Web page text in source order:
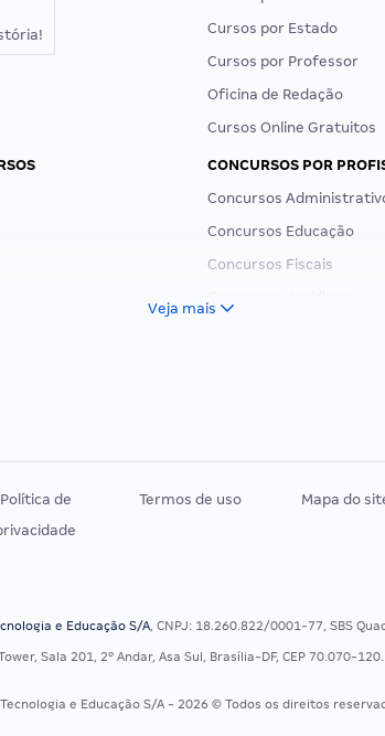
Cursos por Estado
Cursos por Professor
Oficina de Redação
Cursos Online Gratuitos
CONCURSOS POR
Concursos
Concursos Educação
Concursos Fiscais
Residência
Veja mais
Política de
Termos de uso Mapa do
e Educação S/A, CNPJ: 18.260.822/0001-77, SBS
Sala 201, 2º Andar, Asa Sul, Brasília-DF, CEP 70.070-120.
e Educação S/A - 2026 © Todos os direitos